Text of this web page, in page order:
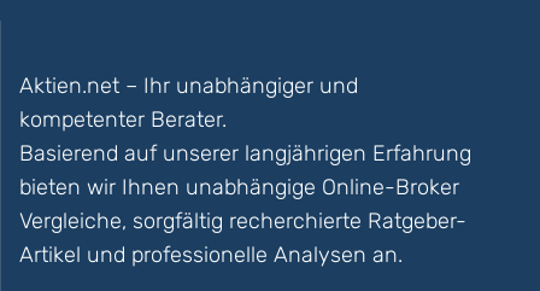
Aktien.net – Ihr unabhängiger und
kompetenter Berater.
Basierend auf unserer langjährigen Erfahrung
bieten wir Ihnen unabhängige Online-Broker
Vergleiche, sorgfältig recherchierte Ratgeber-
Artikel und professionelle Analysen an.